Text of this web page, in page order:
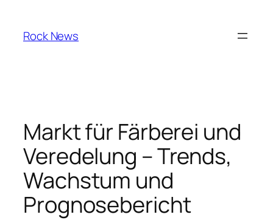
content
Rock News
Markt für Färberei und
Veredelung – Trends,
Wachstum und
Prognosebericht